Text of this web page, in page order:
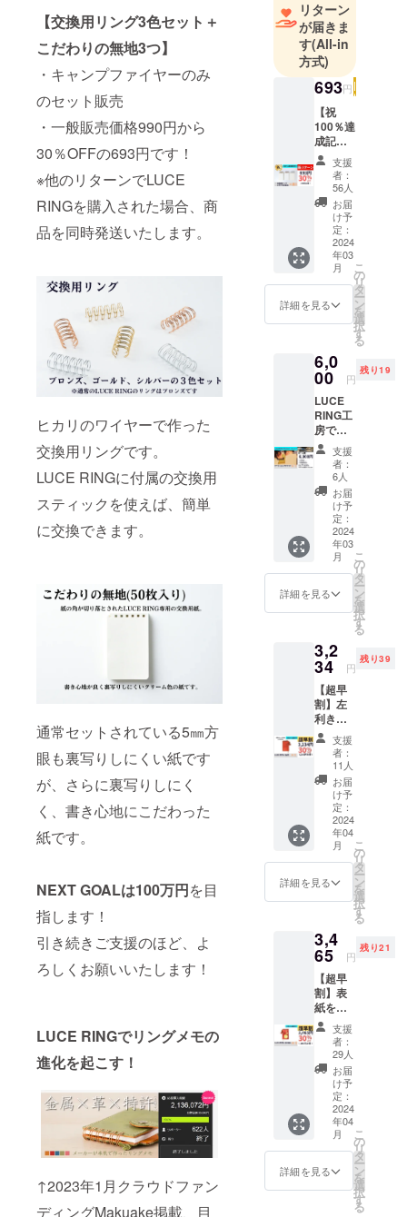
【交換用リング3色セット＋
こだわりの無地3つ】
・キャンプファイヤーのみ
のセット販売
・一般販売価格990円から
30％OFFの693円です！
※他のリターンでLUCE
RINGを購入された場合、商
品を同時発送いたします。
ヒカリのワイヤーで作った
交換用リングです。
LUCE RINGに付属の交換用
スティックを使えば、簡単
に交換できます。
通常セットされている5㎜方
眼も裏写りしにくい紙です
が、さらに裏写りしにく
く、書き心地にこだわった
紙です。
NEXT GOALは100万円を目
指します！
引き続きご支援のほど、よ
ろしくお願いいたします！
LUCE RINGでリングメモの
進化を起こす！
↑2023年1月クラウドファン
ディングMakuake掲載、目
名しまし
た。ルー
チェとはイ
タリア語で
「ヒカリ」
「将来の希
望」を意味
していま
す。
今回は、
LUCE RING
の第二弾、
「LUCE
RING：ID
ケース」は
くメモれる
リングメモ
を開発しま
した。皆様
の日常のお
役に立つ製
品作りに励
んでいきま
リターン
が届きま
す(All-in
方式)
693円
【祝
100％達
成記
念】交
換用リ
ング3色
セット
＆こだ
わりの
無地3つ
交換用
リン
グ：ブ
ロン
ズ、
ゴール
ルバー
の3色
セット
です。
こだわ
りの無
地：裏
写りし
にく
く、書
き心地
にこだ
わった
紙で
す。
（一般
販売価
格990円
より297
得） ※
他のリ
ターン
でLUCE
RINGを
購入さ
れた方
は、下
記お届
け予定
に関わ
らず
LUCE
RINGと
同時発
送とな
りま
支援
者：
56人
お届
け予
定：
2024
年03
月
詳細を見る
こ
の
リ
タ
ー
ン
を
選
択
す
る
6,0
00 円
残り19
LUCE
RING工
房で
ワーク
ショッ
プを開
催いた
しま
す！
LUCERI
NG,LU
CERIN
Gleft,L
UCERI
NGdres
sからお
形を1つ
選んで
作りま
す。既
存の革
以外で
も、工
房にあ
るお好
きな革
を選ん
でオリ
ジナル
のLUCE
RINGを
作って
いただ
所： ヒ
カリ株
式会社
内
LUCERI
NG工房
〒632-
0082
奈良県
天理市
荒蒔町
220 費
用： お
1人様
6,000円
※先着25
名様ま
支援
者：
6人
お届
け予
定：
2024
年03
月
詳細を見る
こ
の
リ
タ
ー
ン
を
選
択
す
る
3,2
34 円
残り39
【超早
割】左
利きの
人のた
めの
「LUCE
RING
left」１
冊 付属
品：交
換リ
フィル
(50
枚)、ス
ティッ
ク、予
グ、予
備しお
り （一
般販売
価格
4,620円
より
1,386円
お得）
支援
者：
11人
お届
け予
定：
2024
年04
月
詳細を見る
こ
の
リ
タ
ー
ン
を
選
択
す
る
3,4
65 円
残り21
【超早
割】表
紙を着
せ替え
出来る
「LUCE
RING
dress」
１冊 付
属品：
交換リ
フィル
(50
枚)、ス
ティッ
ク、予
支援
者：
29人
お届
け予
定：
2024
年04
月
詳細を見る
こ
の
リ
タ
ー
ン
を
選
択
す
る